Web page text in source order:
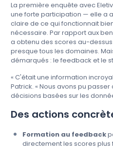
La première enquête avec
une forte participation — elle a
claire de ce qui fonctionnait
nécessaire. Par rapport aux
a obtenu des scores au-
presque tous les domaines.
démarqués : le feedback et le
« C'était une information
Patrick. « Nous avons pu
décisions basées sur les
Des actions
Formation au feedback
directement les scores